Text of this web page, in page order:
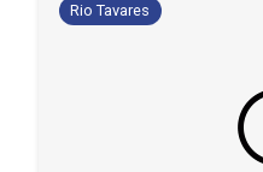
Rio Tavares